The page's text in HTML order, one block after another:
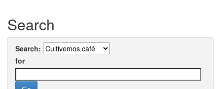
Search
Search:
for